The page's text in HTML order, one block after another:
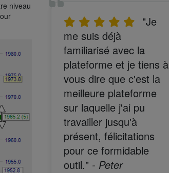
niveau
"Je
me suis déjà
familiarisé avec la
plateforme et je tiens à
vous dire que c'est la
meilleure plateforme
sur laquelle j'ai pu
travailler jusqu'à
présent, félicitations
pour ce formidable
outil." - Peter